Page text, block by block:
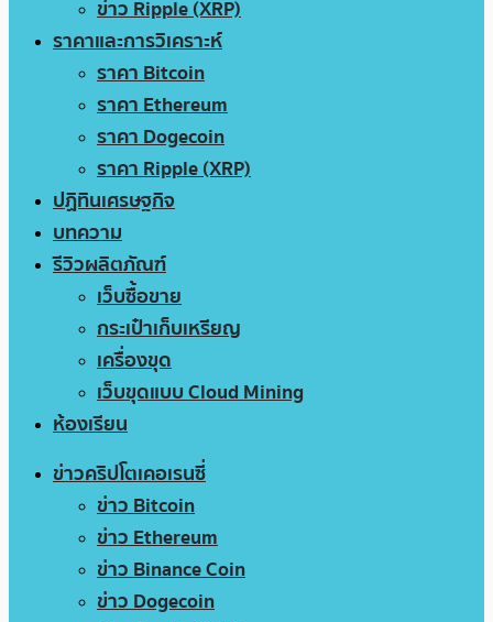
ข่าว Ripple (XRP)
ราคาและการวิเคราะห์
ราคา Bitcoin
ราคา Ethereum
ราคา Dogecoin
ราคา Ripple (XRP)
ปฏิทินเศรษฐกิจ
บทความ
รีวิวผลิตภัณฑ์
เว็บซื้อขาย
กระเป๋าเก็บเหรียญ
เครื่องขุด
เว็บขุดแบบ Cloud Mining
ห้องเรียน
ข่าวคริปโตเคอเรนซี่
ข่าว Bitcoin
ข่าว Ethereum
ข่าว Binance Coin
ข่าว Dogecoin